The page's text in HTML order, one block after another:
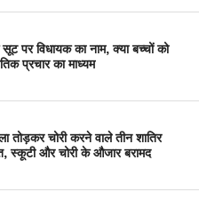
पर विधायक का नाम, क्या बच्चों को
प्रचार का माध्यम
तोड़कर चोरी करने वाले तीन शातिर
स्कूटी और चोरी के औजार बरामद